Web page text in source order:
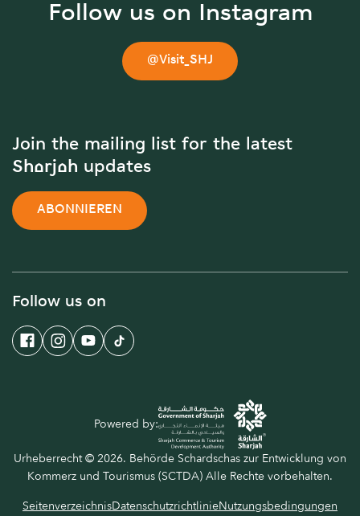
Follow us on Instagram
@Visit_SHJ
Join the mailing list for the latest
Sharjah updates
ABONNIEREN
Follow us on
Urheberrecht © 2026. Behörde Schardschas zur Entwicklung von
Kommerz und Tourismus (SCTDA) Alle Rechte vorbehalten.
SeitenverzeichnisDatenschutzrichtlinieNutzungsbedingungen
Powered by: